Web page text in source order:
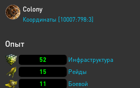
Colony
Координаты [10007:798:3]
Опыт
52
Инфраструктура
15
Рейды
11
Боевой